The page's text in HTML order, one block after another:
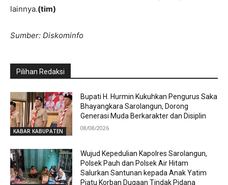
lainnya.(tim)
Sumber: Diskominfo
Pilihan Redaksi
KABAR KABUPATEN
Bupati H. Hurmin Kukuhkan Pengurus Saka
Bhayangkara Sarolangun, Dorong
Generasi Muda Berkarakter dan Disiplin
08/08/2026
Wujud Kepedulian Kapolres Sarolangun,
Polsek Pauh dan Polsek Air Hitam
Salurkan Santunan kepada Anak Yatim
Piatu Korban Dugaan Tindak Pidana